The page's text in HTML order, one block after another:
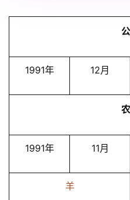
1991年 12月
1991年 11月
羊